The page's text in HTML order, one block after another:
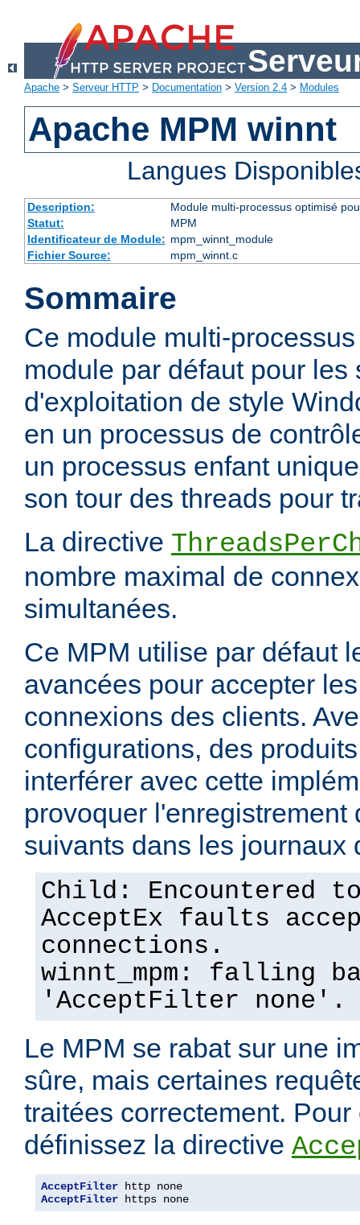
Apache > Serveur HTTP > Documentation > Version 2.4 > Modules
Apache MPM winnt
Langues
Description:
Module multi-processus optimisé
Statut:
MPM
Identificateur de Module: mpm_winnt_module
Fichier Source:
mpm_winnt.c
Sommaire
Ce module multi-
module par défaut pour les
d'exploitation de style
en un processus de
un processus enfant
son tour des threads pour
La directive
nombre maximal de
simultanées.
Ce MPM utilise par défaut
avancées pour accepter
connexions des clients.
configurations, des
interférer avec cette
provoquer l'enregistrement
suivants dans les journaux
Child: Encountered
AcceptEx faults
connections.
winnt_mpm: falling
'AcceptFilter none'.
Le MPM se rabat sur une
sûre, mais certaines
traitées correctement.
définissez la directive
AcceptFilter
AcceptFilter https none